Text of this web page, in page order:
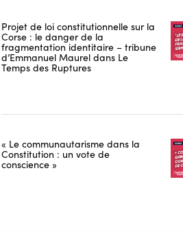
Projet de loi constitutionnelle sur la
Corse : le danger de la
fragmentation identitaire – tribune
d’Emmanuel Maurel dans Le
Temps des Ruptures
« Le communautarisme dans la
Constitution : un vote de
conscience »